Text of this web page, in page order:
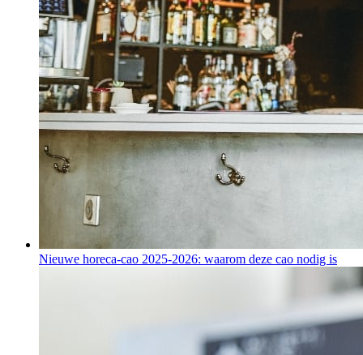
Nieuwe horeca-cao 2025-2026: waarom deze cao nodig is